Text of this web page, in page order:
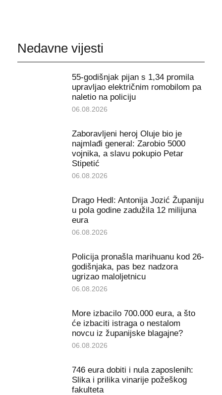
Nedavne vijesti
55-godišnjak pijan s 1,34 promila
upravljao električnim romobilom pa
naletio na policiju
06.08.2026
Zaboravljeni heroj Oluje bio je
najmlađi general: Zarobio 5000
vojnika, a slavu pokupio Petar
Stipetić
06.08.2026
Drago Hedl: Antonija Jozić Županiju
u pola godine zadužila 12 milijuna
eura
06.08.2026
Policija pronašla marihuanu kod 26-
godišnjaka, pas bez nadzora
ugrizao maloljetnicu
06.08.2026
More izbacilo 700.000 eura, a što
će izbaciti istraga o nestalom
novcu iz županijske blagajne?
06.08.2026
746 eura dobiti i nula zaposlenih:
Slika i prilika vinarije požeškog
fakulteta